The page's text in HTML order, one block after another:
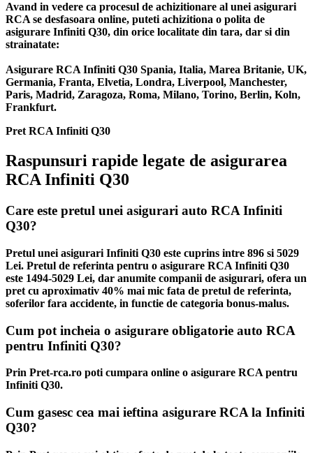
Avand in vedere ca procesul de achizitionare al unei asigurari
RCA se desfasoara online, puteti achizitiona o polita de
asigurare Infiniti Q30, din orice localitate din tara, dar si din
strainatate:
Asigurare RCA Infiniti Q30 Spania, Italia, Marea Britanie, UK,
Germania, Franta, Elvetia, Londra, Liverpool, Manchester,
Paris, Madrid, Zaragoza, Roma, Milano, Torino, Berlin, Koln,
Frankfurt.
Pret RCA Infiniti Q30
Raspunsuri rapide legate de asigurarea
RCA Infiniti Q30
Care este pretul unei asigurari auto RCA Infiniti
Q30?
Pretul unei asigurari Infiniti Q30 este cuprins intre 896 si 5029
Lei. Pretul de referinta pentru o asigurare RCA Infiniti Q30
este 1494-5029 Lei, dar anumite companii de asigurari, ofera un
pret cu aproximativ 40% mai mic fata de pretul de referinta,
soferilor fara accidente, in functie de categoria bonus-malus.
Cum pot incheia o asigurare obligatorie auto RCA
pentru Infiniti Q30?
Prin Pret-rca.ro poti cumpara online o asigurare RCA pentru
Infiniti Q30.
Cum gasesc cea mai ieftina asigurare RCA la Infiniti
Q30?